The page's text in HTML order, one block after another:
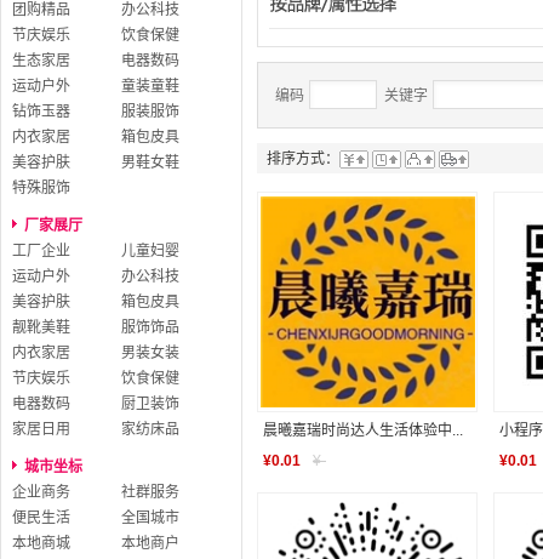
团购精品
办公科技
节庆娱乐
饮食保健
生态家居
电器数码
运动户外
童装童鞋
钻饰玉器
服装服饰
内衣家居
箱包皮具
美容护肤
男鞋女鞋
特殊服饰
厂家展厅
工厂企业
儿童妇婴
运动户外
办公科技
美容护肤
箱包皮具
靓靴美鞋
服饰饰品
内衣家居
男装女装
节庆娱乐
饮食保健
电器数码
厨卫装饰
家居日用
家纺床品
城市坐标
企业商务
社群服务
便民生活
全国城市
本地商城
本地商户
编码 关键字
排序方式：
晨曦嘉瑞时尚达人生活体验中...
¥0.01 ¥-
小程
¥0.01